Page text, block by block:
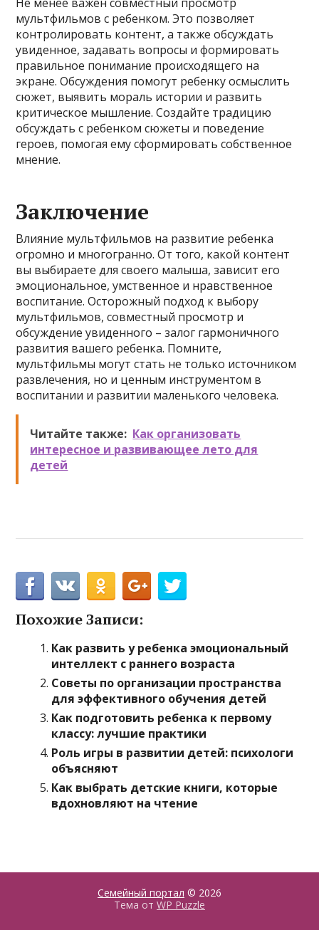
мультфильмов с ребенком. Это позволяет
контролировать контент, а также обсуждать
увиденное, задавать вопросы и формировать
правильное понимание происходящего на
экране. Обсуждения помогут ребенку осмыслить
сюжет, выявить мораль истории и развить
критическое мышление. Создайте традицию
обсуждать с ребенком сюжеты и поведение
героев, помогая ему сформировать собственное
мнение.
Заключение
Влияние мультфильмов на развитие ребенка
огромно и многогранно. От того, какой контент
вы выбираете для своего малыша, зависит его
эмоциональное, умственное и нравственное
воспитание. Осторожный подход к выбору
мультфильмов, совместный просмотр и
обсуждение увиденного – залог гармоничного
развития вашего ребенка. Помните,
мультфильмы могут стать не только источником
развлечения, но и ценным инструментом в
воспитании и развитии маленького человека.
Читайте также: Как организовать
интересное и развивающее лето для
детей
Похожие Записи:
Как развить у ребенка эмоциональный
интеллект с раннего возраста
Советы по организации пространства
для эффективного обучения детей
Как подготовить ребенка к первому
классу: лучшие практики
Роль игры в развитии детей: психологи
объясняют
Как выбрать детские книги, которые
вдохновляют на чтение
Семейный портал © 2026
Тема от WP Puzzle